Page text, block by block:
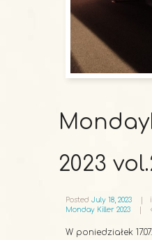
2023
Posted July 18, 2023
Monday Killer 2023
W poniedziałek